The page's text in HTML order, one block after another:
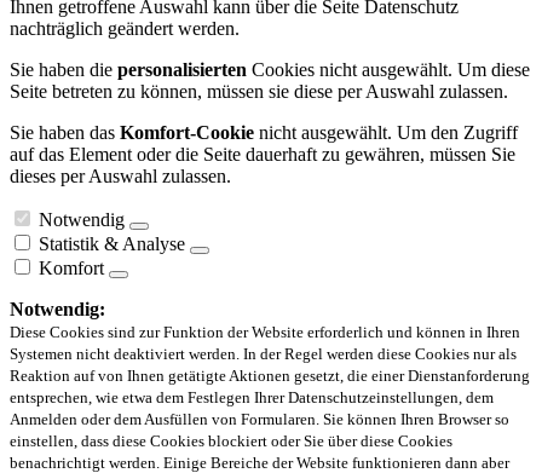
Ihnen getroffene Auswahl kann über die Seite Datenschutz
nachträglich geändert werden.
Sie haben die personalisierten Cookies nicht ausgewählt. Um diese
Seite betreten zu können, müssen sie diese per Auswahl zulassen.
Sie haben das Komfort-Cookie nicht ausgewählt. Um den Zugriff
auf das Element oder die Seite dauerhaft zu gewähren, müssen Sie
dieses per Auswahl zulassen.
Notwendig
Statistik & Analyse
Komfort
Notwendig:
Diese Cookies sind zur Funktion der Website erforderlich und können in Ihren
Systemen nicht deaktiviert werden. In der Regel werden diese Cookies nur als
Reaktion auf von Ihnen getätigte Aktionen gesetzt, die einer Dienstanforderung
entsprechen, wie etwa dem Festlegen Ihrer Datenschutzeinstellungen, dem
Anmelden oder dem Ausfüllen von Formularen. Sie können Ihren Browser so
einstellen, dass diese Cookies blockiert oder Sie über diese Cookies
benachrichtigt werden. Einige Bereiche der Website funktionieren dann aber